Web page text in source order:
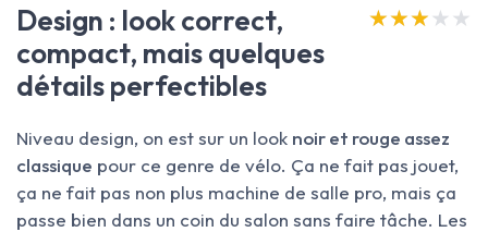
Design : look correct,
compact, mais quelques
détails perfectibles
★★★★★
★★★★★
Niveau design, on est sur un look noir et rouge assez
classique pour ce genre de vélo. Ça ne fait pas jouet,
ça ne fait pas non plus machine de salle pro, mais ça
passe bien dans un coin du salon sans faire tâche. Les